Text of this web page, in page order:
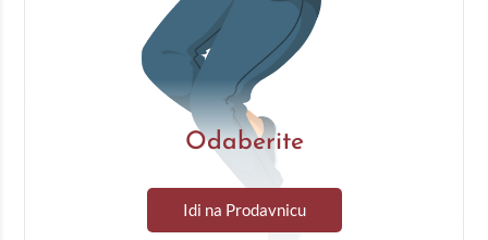
Odaberite
Idi na Prodavnicu